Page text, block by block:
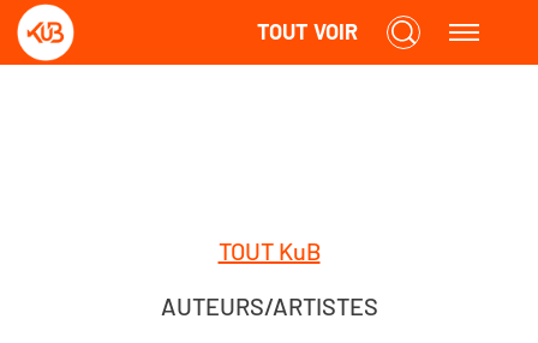
TOUT VOIR
TOUT KuB
AUTEURS/ARTISTES